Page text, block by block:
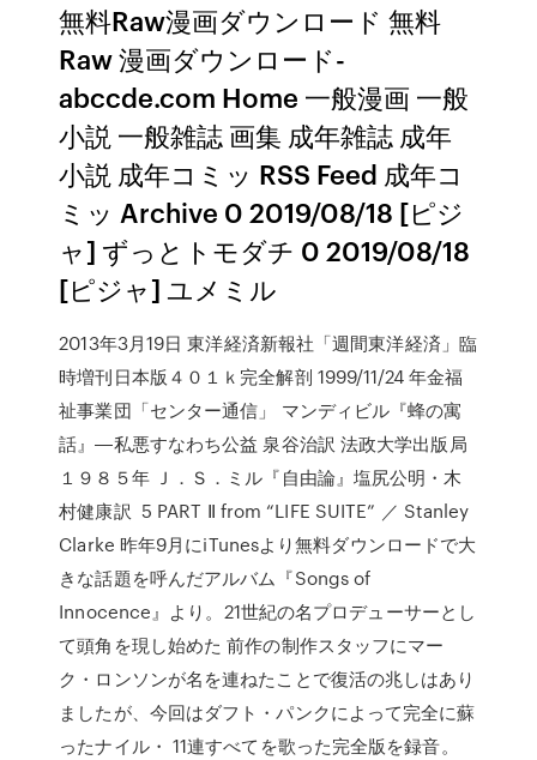
無料Raw漫画ダウンロード 無料
Raw 漫画ダウンロード-
abccde.com Home 一般漫画 一般
小説 一般雑誌 画集 成年雑誌 成年
小説 成年コミッ RSS Feed 成年コ
ミッ Archive 0 2019/08/18 [ピジ
ャ] ずっとトモダチ 0 2019/08/18
[ピジャ] ユメミル
2013年3月19日 東洋経済新報社「週間東洋経済」臨
時増刊日本版４０１ｋ完全解剖 1999/11/24 年金福
祉事業団「センター通信」 マンディビル『蜂の寓
話』―私悪すなわち公益 泉谷治訳 法政大学出版局
１９８５年 Ｊ．Ｓ．ミル『自由論』塩尻公明・木
村健康訳 5 PART Ⅱ from “LIFE SUITE” ／ Stanley
Clarke 昨年9月にiTunesより無料ダウンロードで大
きな話題を呼んだアルバム『Songs of
Innocence』より。21世紀の名プロデューサーとし
て頭角を現し始めた 前作の制作スタッフにマー
ク・ロンソンが名を連ねたことで復活の兆しはあり
ましたが、今回はダフト・パンクによって完全に蘇
ったナイル・ 11連すべてを歌った完全版を録音。